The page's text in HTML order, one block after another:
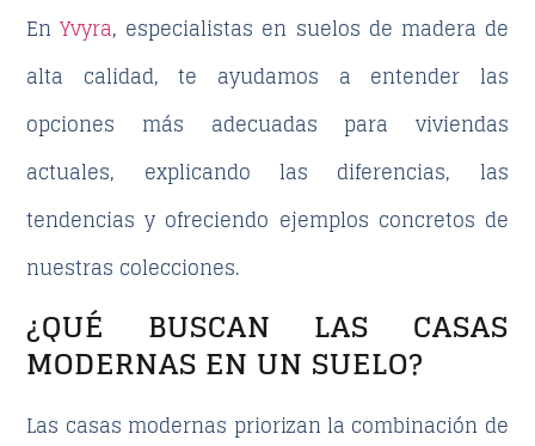
EnYvyra, especialistas en suelos de madera de
alta calidad, te ayudamos a entender las
opciones más adecuadas para viviendas
actuales, explicando las diferencias, las
tendencias y ofreciendo ejemplos concretos de
nuestras colecciones.
¿QUÉ BUSCAN LAS CASAS
MODERNAS EN UN SUELO?
Las casas modernas priorizan la combinación de